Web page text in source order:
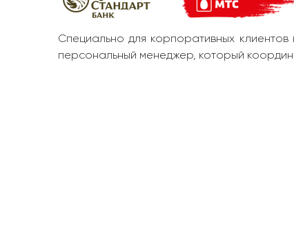
Специально для корпоративных
персональный менеджер, который